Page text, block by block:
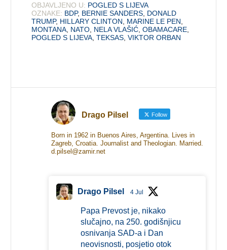
OBJAVLJENO U: POGLED S LIJEVA
OZNAKE: BDP, BERNIE SANDERS DONALD
TRUMP, HILLARY CLINTON MARINE LE PEN
MONTANA NATO NELA VLAŠIĆ ,OBAMACARE
POGLED S LIJEVA ,TEKSAS ,VIKTOR ORBAN
Drago Pilsel Follow
Born in 1962 in Buenos Aires, Argentina. Lives in
Zagreb, Croatia. Journalist and Theologian. Married.
d.pilsel@zamir.net
Drago Pilsel 4 Jul
Papa Prevost je, nikako
slučajno, na 250. godišnjicu
osnivanja SAD-a i Dan
neovisnosti, posjetio otok